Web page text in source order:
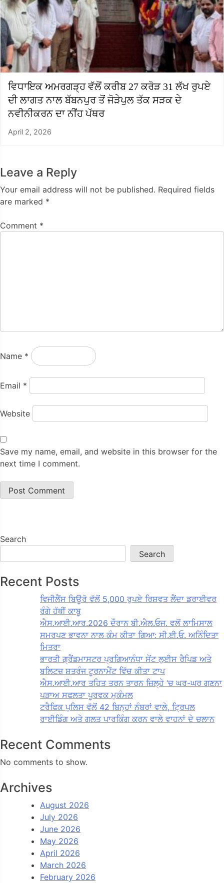
ਵਿਧਾਇਕ ਅਮਰਗੜ੍ਹ ਵੱਲੋਂ ਕਰੀਬ 27 ਕਰੋੜ 31 ਲੱਖ ਰੁਪਏ
ਦੀ ਲਾਗਤ ਨਾਲ ਬੱਬਨਪੁਰ ਤੋਂ ਜੋੜੇਪੁਲ ਤੱਕ ਸੜਕ ਦੇ
ਨਵੀਨੀਕਰਨ ਦਾ ਨੀਂਹ ਪੱਥਰ
April 2, 2026
Leave a Reply
Your email address will not be published. Required fields
are marked *
Comment *
Name *
Email *
Website
Save my name, email, and website in this browser for the
next time I comment.
Search
Search
Recent Posts
ਵਿਜੀਲੈਂਸ ਬਿਊਰੋ ਵੱਲੋਂ 5,000 ਰੁਪਏ ਰਿਸ਼ਵਤ ਲੈਂਦਾ ਡਰਾਈਵਰ
ਰੰਗੇ ਹੱਥੀਂ ਕਾਬੂ
ਐਸ.ਆਈ.ਆਰ.2026 ਦੌਰਾਨ ਬੀ.ਐਲ.ਓਜ. ਵਲੋਂ ਲਾਮਿਸਾਲ
ਸਮਰਪਣ ਭਾਵਨਾ ਨਾਲ ਕੰਮ ਕੀਤਾ ਗਿਆ: ਸੀ.ਈ.ਓ. ਅਨਿੰਦਿਤਾ
ਮਿਤਰਾ
ਭਾਰਤੀ ਗ੍ਰੈਂਡਮਾਸਟਰ ਪ੍ਰਗਿਆਨੰਧਾ ਸੇਂਟ ਲੁਈਸ ਰੈਪਿਡ ਅਤੇ
ਬਲਿਟਜ਼ ਸ਼ਤਰੰਜ ਟੂਰਨਾਮੈਂਟ ਵਿੱਚ ਕੀਤਾ ਟਾਪ
ਐਸ.ਆਈ.ਆਰ ਤਹਿਤ ਤਰਨ ਤਾਰਨ ਜ਼ਿਲ੍ਹੇ ‘ਚ ਘਰ-ਘਰ ਗਣਨਾ
ਪੜਾਅ ਸਫਲਤਾ ਪੂਰਵਕ ਮੁਕੰਮਲ
ਟਰੈਫਿਕ ਪੁਲਿਸ ਵੱਲੋਂ 42 ਬਿਨ੍ਹਾਂ ਨੰਬਰਾਂ ਵਾਲੇ, ਟ੍ਰਿਪਲ
ਰਾਈਡਿੰਗ ਅਤੇ ਗਲਤ ਪਾਰਕਿੰਗ ਕਰਨ ਵਾਲੇ ਵਾਹਨਾਂ ਦੇ ਚਲਾਨ
Recent Comments
No comments to show.
Archives
August 2026
July 2026
June 2026
May 2026
April 2026
March 2026
February 2026